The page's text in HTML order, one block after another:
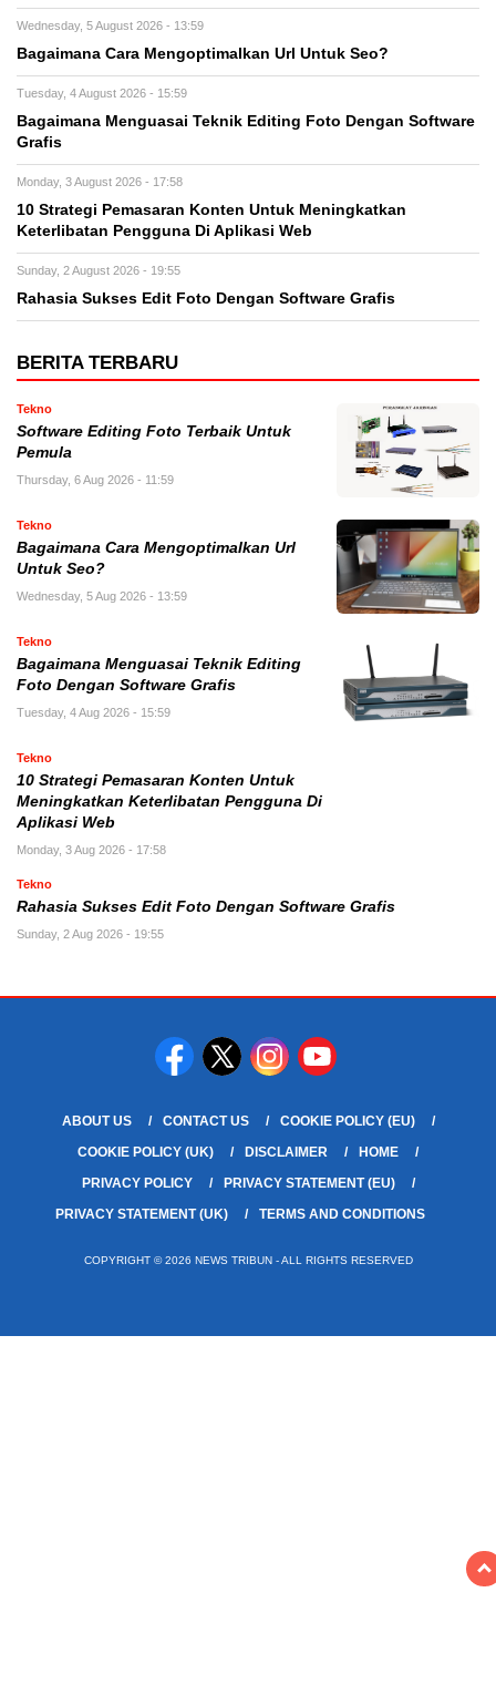
Wednesday, 5 August 2026 - 13:59
Bagaimana Cara Mengoptimalkan Url Untuk Seo?
Tuesday, 4 August 2026 - 15:59
Bagaimana Menguasai Teknik Editing Foto Dengan Software
Grafis
Monday, 3 August 2026 - 17:58
10 Strategi Pemasaran Konten Untuk Meningkatkan
Keterlibatan Pengguna Di Aplikasi Web
Sunday, 2 August 2026 - 19:55
Rahasia Sukses Edit Foto Dengan Software Grafis
BERITA TERBARU
Tekno
Software Editing Foto Terbaik Untuk
Pemula
Thursday, 6 Aug 2026 - 11:59
Tekno
Bagaimana Cara Mengoptimalkan Url
Untuk Seo?
Wednesday, 5 Aug 2026 - 13:59
Tekno
Bagaimana Menguasai Teknik Editing
Foto Dengan Software Grafis
Tuesday, 4 Aug 2026 - 15:59
Tekno
10 Strategi Pemasaran Konten Untuk
Meningkatkan Keterlibatan Pengguna Di
Aplikasi Web
Monday, 3 Aug 2026 - 17:58
Tekno
Rahasia Sukses Edit Foto Dengan Software Grafis
Sunday, 2 Aug 2026 - 19:55
ABOUT US CONTACT US
COOKIE POLICY (EU)
COOKIE POLICY (UK)
DISCLAIMER
HOME
PRIVACY POLICY
PRIVACY STATEMENT (EU)
PRIVACY STATEMENT (UK)
TERMS AND CONDITIONS
COPYRIGHT © 2026 NEWS TRIBUN - ALL RIGHTS RESERVED